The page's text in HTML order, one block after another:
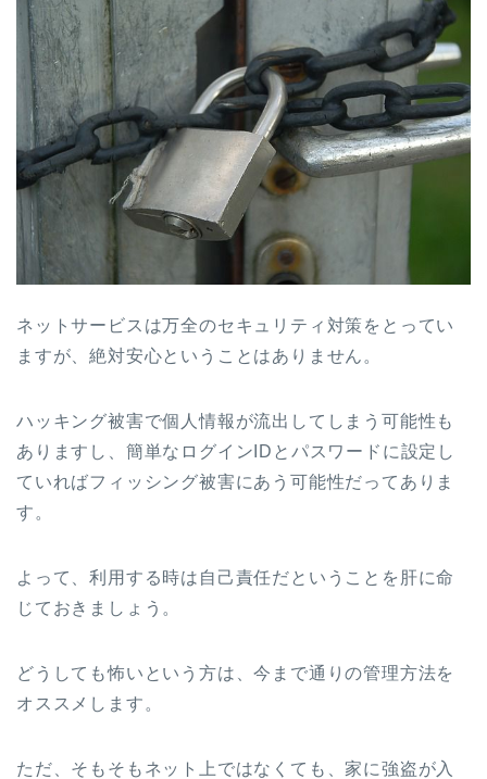
ネットサービスは万全のセキュリティ対策をとってい
ますが、絶対安心ということはありません。
ハッキング被害で個人情報が流出してしまう可能性も
ありますし、簡単なログインIDとパスワードに設定し
ていればフィッシング被害にあう可能性だってありま
す。
よって、利用する時は自己責任だということを肝に命
じておきましょう。
どうしても怖いという方は、今まで通りの管理方法を
オススメします。
ただ、そもそもネット上ではなくても、家に強盗が入